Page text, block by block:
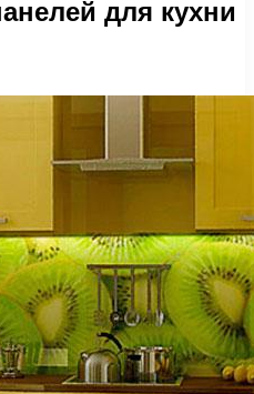
для кухни